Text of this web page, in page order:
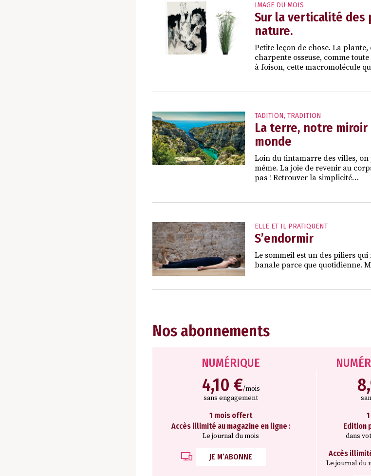
IMAGE DU MOIS
Sur la verticalité des
nature.
Petite leçon de chose. La
charpente osseuse, comme
à foison, cette macromolécule
TADITION, TRADITION
La terre, notre
monde
Loin du tintamarre des villes, on
même. La joie de revenir au
pas ! Retrouver la simplicité…
ELLE ET IL PRATIQUENT
S’endormir
Le sommeil est un des piliers
banale parce que quotidienne.
Nos abonnements
NUMÉRIQUE
4,10 €/mois
sans engagement
1 mois offert
Accès illimité au magazine en ligne :
Le journal du mois
JE M’ABONNE
Edition
dans
Accès
Le journal du